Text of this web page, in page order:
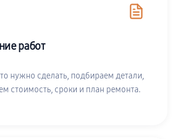
работ
нужно сделать, подбираем детали,
стоимость, сроки и план ремонта.